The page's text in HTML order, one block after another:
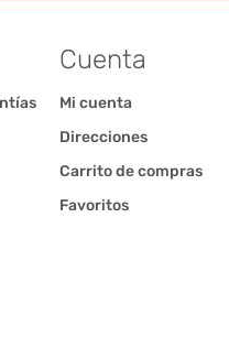
Cuenta
Mi cuenta
Direcciones
Carrito de compras
Favoritos